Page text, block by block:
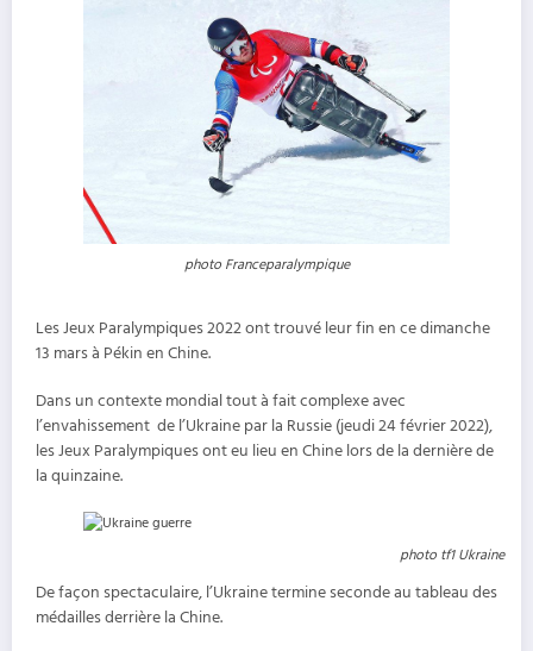
photo Franceparalympique
Les Jeux Paralympiques 2022 ont trouvé leur fin en ce dimanche
13 mars à Pékin en Chine.
Dans un contexte mondial tout à fait complexe avec
l’envahissement de l’Ukraine par la Russie (jeudi 24 février 2022),
les Jeux Paralympiques ont eu lieu en Chine lors de la dernière de
la quinzaine.
photo tf1 Ukraine
De façon spectaculaire, l’Ukraine termine seconde au tableau des
médailles derrière la Chine.